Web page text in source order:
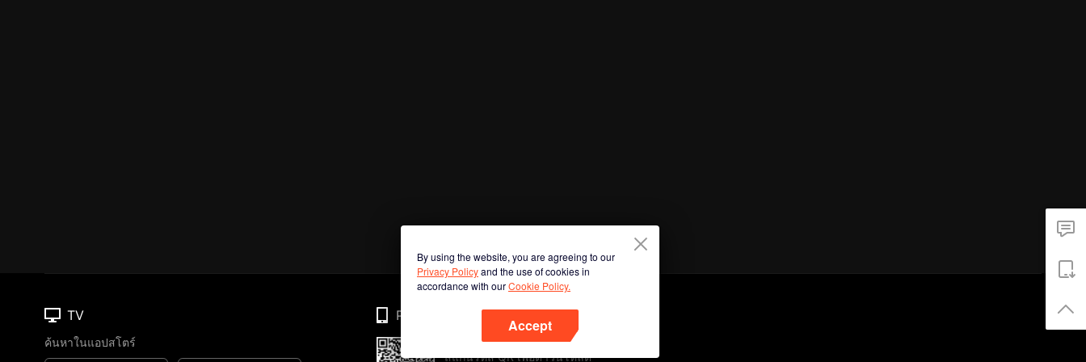
By using the website, you are agreeing to our
Privacy Policyand the use of cookies in
accordance with ourCookie Policy.
Accept
TV
ค้นหาในแอปสโตร์
Phone
สแกนรหัส QR เพื่อดาวน์โหลด